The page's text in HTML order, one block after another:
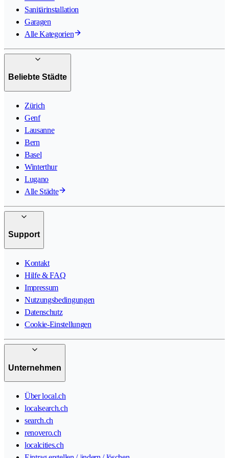
Sanitärinstallation
Garagen
Alle Kategorien
Beliebte Städte
Zürich
Genf
Lausanne
Bern
Basel
Winterthur
Lugano
Alle Städte
Support
Kontakt
Hilfe & FAQ
Impressum
Nutzungsbedingungen
Datenschutz
Cookie-Einstellungen
Unternehmen
Über local.ch
localsearch.ch
search.ch
renovero.ch
localcities.ch